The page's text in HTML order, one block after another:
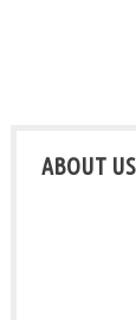
ABOUT US